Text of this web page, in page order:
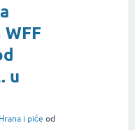
u
Hrana i piće od